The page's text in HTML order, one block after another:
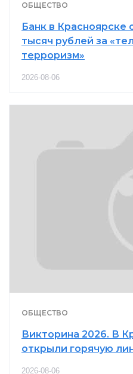
ОБЩЕСТВО
Банк в Красноярске
тысяч рублей за
терроризм»
2026-08-06
ОБЩЕСТВО
Викторина 2026. В
открыли горячую
2026-08-06